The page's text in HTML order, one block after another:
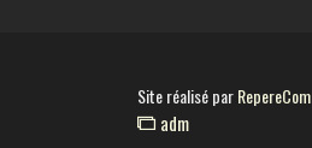
Site réalisé parRepereCom
adm